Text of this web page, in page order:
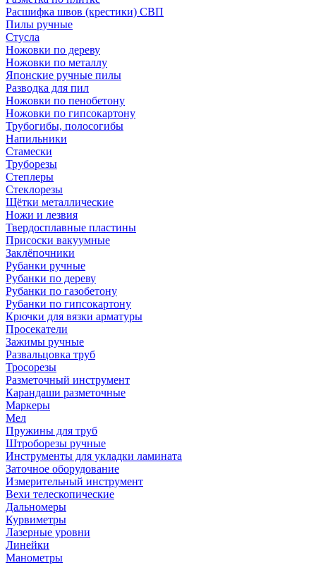
Расшифка швов (крестики) СВП
Пилы ручные
Стусла
Ножовки по дереву
Ножовки по металлу
Японские ручные пилы
Разводка для пил
Ножовки по пенобетону
Ножовки по гипсокартону
Трубогибы, полосогибы
Напильники
Стамески
Труборезы
Степлеры
Стеклорезы
Щётки металлические
Ножи и лезвия
Твердосплавные пластины
Присоски вакуумные
Заклёпочники
Рубанки ручные
Рубанки по дереву
Рубанки по газобетону
Рубанки по гипсокартону
Крючки для вязки арматуры
Просекатели
Зажимы ручные
Развальцовка труб
Тросорезы
Разметочный инструмент
Карандаши разметочные
Маркеры
Мел
Пружины для труб
Штроборезы ручные
Инструменты для укладки ламината
Заточное оборудование
Измерительный инструмент
Вехи телескопические
Дальномеры
Курвиметры
Лазерные уровни
Линейки
Манометры